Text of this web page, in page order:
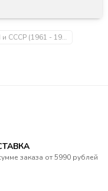
ГКЧП и СССР (1961 - 1991)
заказа от 5990 рублей